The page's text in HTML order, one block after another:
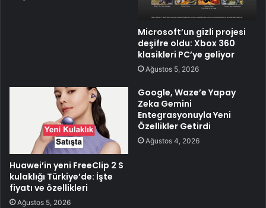
Microsoft’un gizli projesi
deşifre oldu: Xbox 360
klasikleri PC’ye geliyor
Ağustos 5, 2026
Huawei’in yeni FreeClip 2 S
kulaklığı Türkiye’de: İşte
fiyatı ve özellikleri
Ağustos 5, 2026
Google, Waze’e Yapay
Zeka Gemini
Entegrasyonuyla Yeni
Özellikler Getirdi
Ağustos 4, 2026